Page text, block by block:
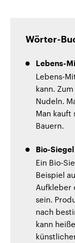
Wörter-
Lebens-
Lebens-
kann.
Nudeln.
Man kauft
Bauern.
Bio-Siegel
Ein Bio-
Beispiel
Aufkleber
sein.
nach
kann